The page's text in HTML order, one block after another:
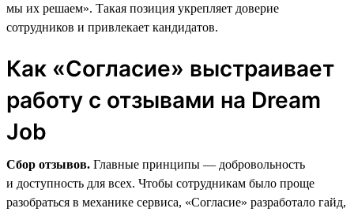
мы их решаем». Такая позиция укрепляет доверие
сотрудников и привлекает кандидатов.
Как «Согласие» выстраивает
работу с отзывами на Dream
Job
Сбор отзывов. Главные принципы — добровольность
и доступность для всех. Чтобы сотрудникам было проще
разобраться в механике сервиса, «Согласие» разработало гайд,